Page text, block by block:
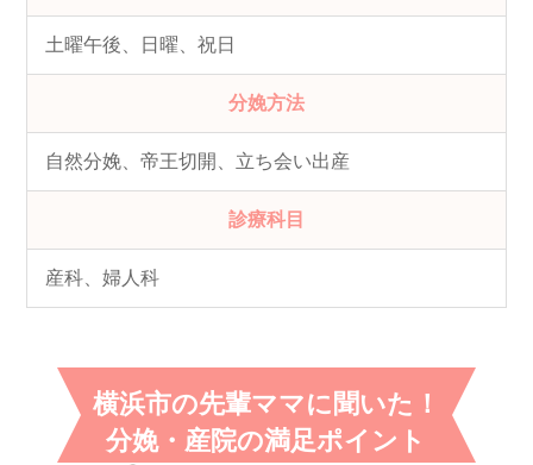
土曜午後、日曜、祝日
分娩方法
自然分娩、帝王切開、立ち会い出産
診療科目
産科、婦人科
横浜市の先輩ママに聞いた！
分娩・産院の満足ポイント